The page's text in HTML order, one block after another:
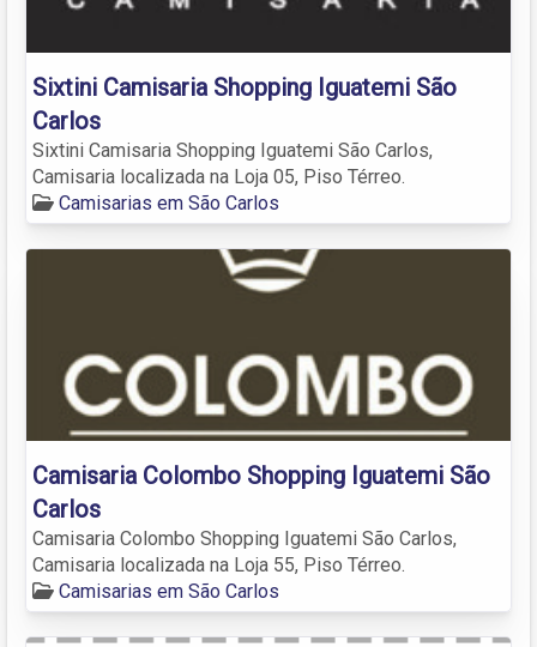
Sixtini Camisaria Shopping Iguatemi São
Carlos
Sixtini Camisaria Shopping Iguatemi São Carlos,
Camisaria localizada na Loja 05, Piso Térreo.
Camisarias em São Carlos
Camisaria Colombo Shopping Iguatemi São
Carlos
Camisaria Colombo Shopping Iguatemi São Carlos,
Camisaria localizada na Loja 55, Piso Térreo.
Camisarias em São Carlos